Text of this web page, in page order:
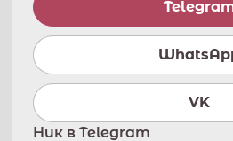
VK
Ник в Telegram